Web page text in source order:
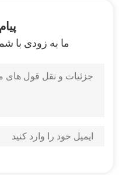
دوچرخه
ما به زودی با